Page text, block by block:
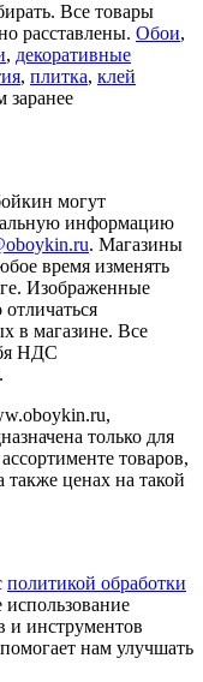
Все товары
расставлены. Обои,
, декоративные
, плитка, клей
заранее
могут
информацию
. Магазины
время изменять
Изображенные
в магазине. Все
НДС
только для
товаров,
также ценах на такой
политикой обработки
использование
и инструментов
нам улучшать